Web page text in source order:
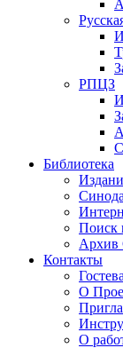
РПЦЗ
Библиотека
Поиск
Архив
Контакты
О
О